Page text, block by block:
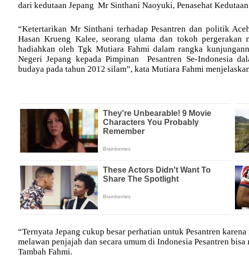
dari kedutaan Jepang Mr Sinthani Naoyuki, Penasehat
“Ketertarikan Mr Sinthani terhadap Pesantren dan politik
Hasan Krueng Kalee, seorang ulama dan tokoh
hadiahkan oleh Tgk Mutiara Fahmi dalam rangka
Negeri Jepang kepada Pimpinan Pesantren Se-Indonesia
budaya pada tahun 2012 silam”, kata Mutiara Fahmi
“Ternyata Jepang cukup besar perhatian untuk Pesantren
melawan penjajah dan secara umum di Indonesia Pesantren
Tambah Fahmi.